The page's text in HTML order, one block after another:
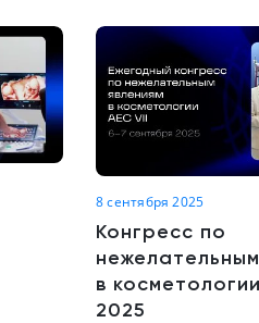
8 сентября 2025
Конгресс по
в
2025